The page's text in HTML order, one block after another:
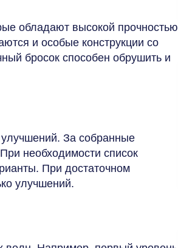
обладают высокой прочностью
и особые конструкции со
бросок способен обрушить и
За собранные
необходимости список
При достаточном
улучшений.